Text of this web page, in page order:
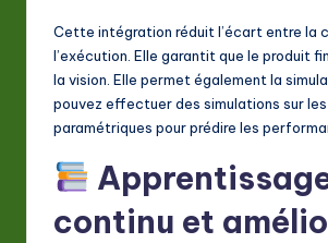
Cette intégration réduit l’écart entre la
l’exécution. Elle garantit que le produit
la vision. Elle permet également la
pouvez effectuer des simulations sur
paramétriques pour prédire les
continu et